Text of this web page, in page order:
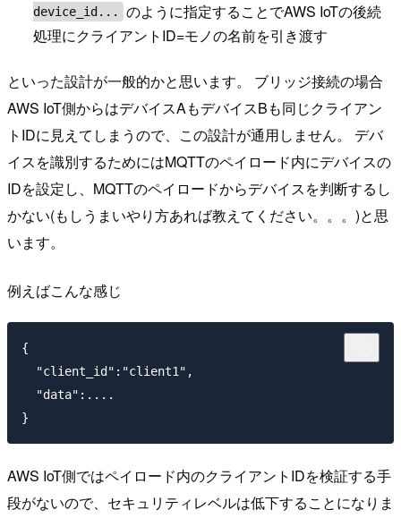
device_id...
のように指定することでAWS IoTの後続
処理にクライアントID=モノの名前を引き渡す
といった設計が一般的かと思います。 ブリッジ接続の場合
AWS IoT側からはデバイスAもデバイスBも同じクライアン
トIDに見えてしまうので、この設計が通用しません。 デバ
イスを識別するためにはMQTTのペイロード内にデバイスの
IDを設定し、MQTTのペイロードからデバイスを判断するし
かない(もしうまいやり方あれば教えてください。。。)と思
います。
例えばこんな感じ
{
  "client_id":"client1",
  "data":....
AWS IoT側ではペイロード内のクライアントIDを検証する手
段がないので、セキュリティレベルは低下することになりま